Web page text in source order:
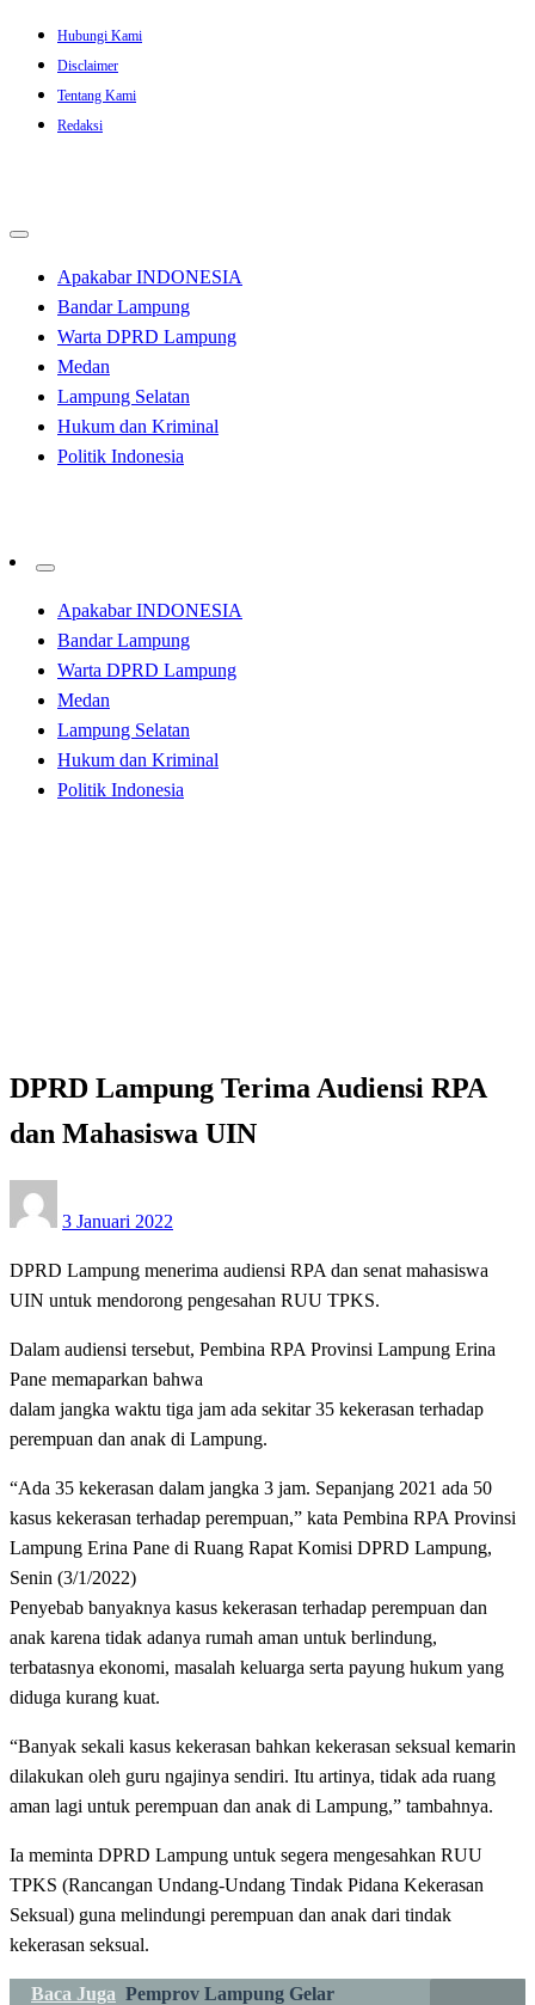
Skip
content
Hubungi Kami
Disclaimer
Tentang Kami
Redaksi
Apakabar INDONESIA
Bandar Lampung
Warta DPRD Lampung
Medan
Lampung Selatan
Hukum dan Kriminal
Politik Indonesia
Apakabar INDONESIA
Bandar Lampung
Warta DPRD Lampung
Medan
Lampung Selatan
Hukum dan Kriminal
Politik Indonesia
DPRD Lampung Terima Audiensi RPA
dan Mahasiswa UIN
on
3 Januari 2022
DPRD Lampung menerima audiensi RPA dan senat mahasiswa
UIN untuk mendorong pengesahan RUU TPKS.
Dalam audiensi tersebut, Pembina RPA Provinsi Lampung Erina
Pane memaparkan bahwa
dalam jangka waktu tiga jam ada sekitar 35 kekerasan terhadap
perempuan dan anak di Lampung.
“Ada 35 kekerasan dalam jangka 3 jam. Sepanjang 2021 ada 50
kasus kekerasan terhadap perempuan,” kata Pembina RPA Provinsi
Lampung Erina Pane di Ruang Rapat Komisi DPRD Lampung,
Senin (3/1/2022)
Penyebab banyaknya kasus kekerasan terhadap perempuan dan
anak karena tidak adanya rumah aman untuk berlindung,
terbatasnya ekonomi, masalah keluarga serta payung hukum yang
diduga kurang kuat.
“Banyak sekali kasus kekerasan bahkan kekerasan seksual kemarin
dilakukan oleh guru ngajinya sendiri. Itu artinya, tidak ada ruang
aman lagi untuk perempuan dan anak di Lampung,” tambahnya.
Ia meminta DPRD Lampung untuk segera mengesahkan RUU
TPKS (Rancangan Undang-Undang Tindak Pidana Kekerasan
Seksual) guna melindungi perempuan dan anak dari tindak
kekerasan seksual.
Baca Juga Pemprov Lampung Gelar